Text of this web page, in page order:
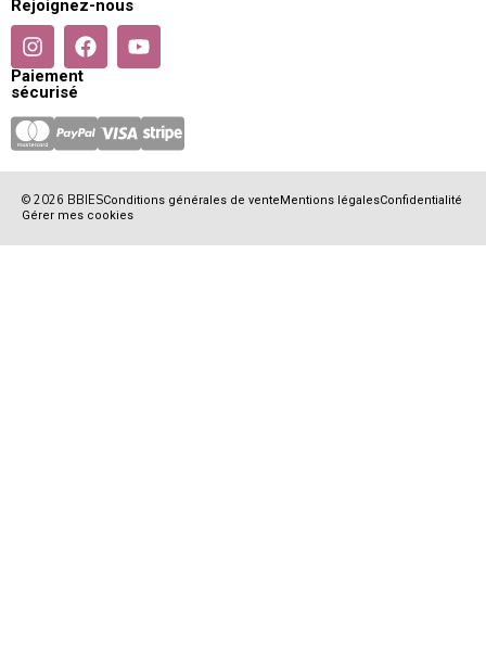
Rejoignez-nous
Paiement
sécurisé
© 2026 BBIESConditions générales de venteMentions légalesConfidentialité
Gérer mes cookies